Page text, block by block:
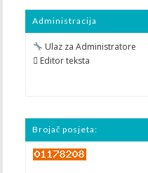
Administracija
Ulaz za Administratore
 Editor teksta
Brojač posjeta: